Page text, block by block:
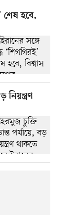
শেষ হবে,
নিয়ন্ত্রণ